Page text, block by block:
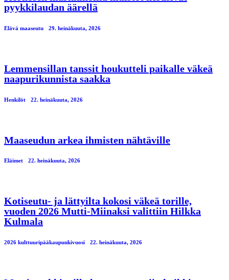
pyykkilaudan äärellä
Elävä maaseutu 29. heinäkuuta, 2026
Lemmensillan tanssit houkutteli paikalle väkeä
naapurikunnista saakka
Henkilöt 22. heinäkuuta, 2026
Maaseudun arkea ihmisten nähtäville
Eläimet 22. heinäkuuta, 2026
Kotiseutu- ja lättyilta kokosi väkeä torille,
vuoden 2026 Mutti-Miinaksi valittiin Hilkka
Kulmala
2026 kulttuuripääkaupunkivuosi 22. heinäkuuta, 2026